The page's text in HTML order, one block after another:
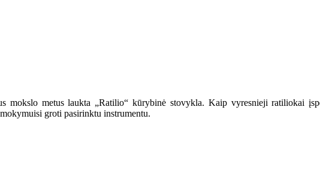
mokslo metus laukta „Ratilio“ kūrybinė stovykla. Kaip vyresnieji ratiliokai
groti pasirinktu instrumentu.